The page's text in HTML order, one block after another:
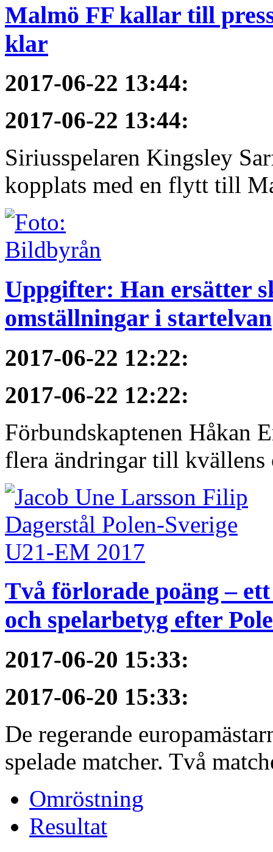
Malmö FF kallar till
klar
2017-06-22 13:44:
2017-06-22 13:44:
Siriusspelaren Kingsley
kopplats med en flytt till
Uppgifter: Han ersätter
omställningar i startelvan
2017-06-22 12:22:
2017-06-22 12:22:
Förbundskaptenen Håkan
flera ändringar till kvällens
Två förlorade poäng –
och spelarbetyg efter
2017-06-20 15:33:
2017-06-20 15:33:
De regerande
spelade matcher. Två
Omröstning
Resultat